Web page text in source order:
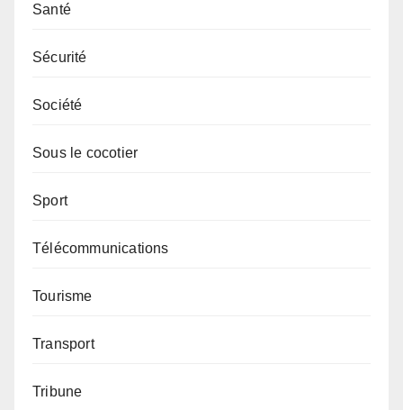
Santé
Sécurité
Société
Sous le cocotier
Sport
Télécommunications
Tourisme
Transport
Tribune